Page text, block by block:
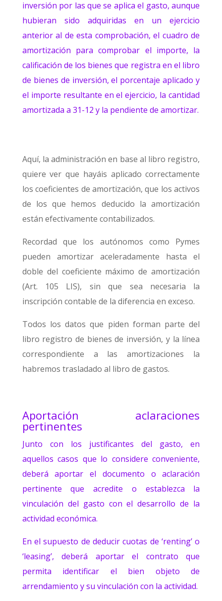
inversión por las que se aplica el gasto, aunque
hubieran sido adquiridas en un ejercicio
anterior al de esta comprobación, el cuadro de
amortización para comprobar el importe, la
calificación de los bienes que registra en el libro
de bienes de inversión, el porcentaje aplicado y
el importe resultante en el ejercicio, la cantidad
amortizada a 31-12 y la pendiente de amortizar.
Aquí, la administración en base al libro registro,
quiere ver que hayáis aplicado correctamente
los coeficientes de amortización, que los activos
de los que hemos deducido la amortización
están efectivamente contabilizados.
Recordad que los autónomos como Pymes
pueden amortizar aceleradamente hasta el
doble del coeficiente máximo de amortización
(Art. 105 LIS), sin que sea necesaria la
inscripción contable de la diferencia en exceso.
Todos los datos que piden forman parte del
libro registro de bienes de inversión, y la línea
correspondiente a las amortizaciones la
habremos trasladado al libro de gastos.
Aportación aclaraciones
pertinentes
Junto con los justificantes del gasto, en
aquellos casos que lo considere conveniente,
deberá aportar el documento o aclaración
pertinente que acredite o establezca la
vinculación del gasto con el desarrollo de la
actividad económica.
En el supuesto de deducir cuotas de ‘renting’ o
‘leasing’, deberá aportar el contrato que
permita identificar el bien objeto de
arrendamiento y su vinculación con la actividad.